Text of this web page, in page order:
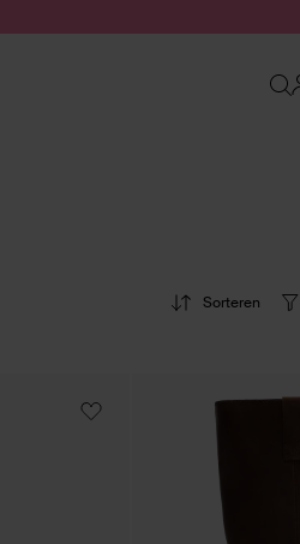
Sorteren